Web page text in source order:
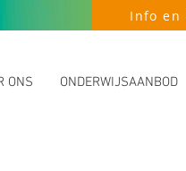
Info en
ONS ONDERWIJSAANBOD